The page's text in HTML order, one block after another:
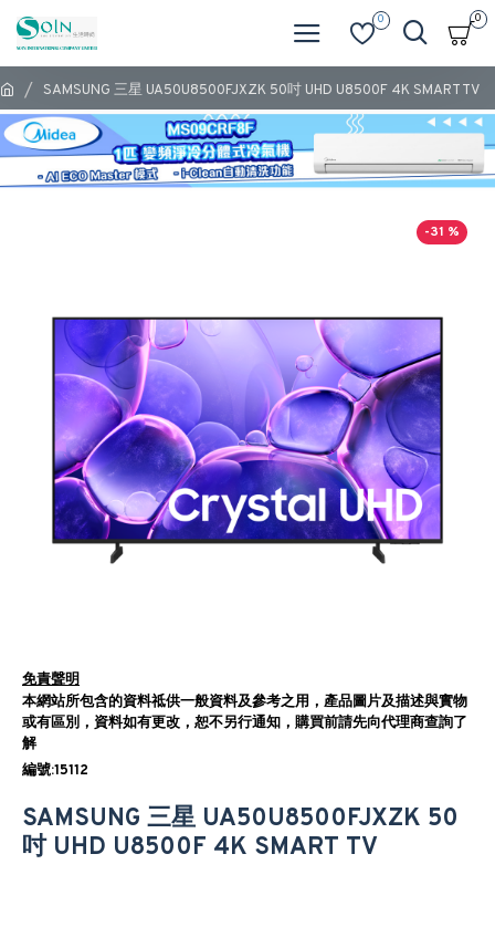
0 0
SAMSUNG 三星 UA50U8500FJXZK 50吋 UHD U8500F 4K SMART TV
-31 %
免責聲明
本網站所包含的資料祗供一般資料及參考之用，產品圖片及描述與實物
或有區別，資料如有更改，恕不另行通知，購買前請先向代理商查詢了
解
編號:15112
SAMSUNG 三星 UA50U8500FJXZK 50
吋 UHD U8500F 4K SMART TV